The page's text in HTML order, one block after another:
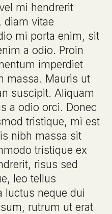
mi hendrerit
diam vitae
mi porta enim, sit
a odio. Proin
imperdiet
massa. Mauris ut
suscipit. Aliquam
a odio orci. Donec
tristique, mi est
nibh massa sit
tristique ex
risus sed
leo tellus
luctus neque dui
rutrum ut erat